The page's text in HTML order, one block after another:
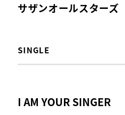
サザンオールスターズ
SINGLE
I AM YOUR SINGER